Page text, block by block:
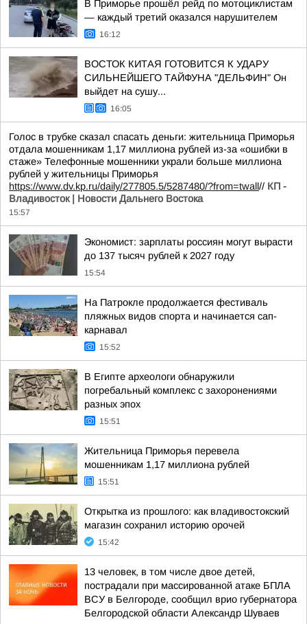
В Приморье прошёл рейд по мотоциклистам
— каждый третий оказался нарушителем
16:12
ВОСТОК КИТАЯ ГОТОВИТСЯ К УДАРУ
СИЛЬНЕЙШЕГО ТАЙФУНА "ДЕЛЬФИН" Он
выйдет на сушу...
16:05
Голос в трубке сказал спасать деньги: жительница Приморья
отдала мошенникам 1,17 миллиона рублей из-за «ошибки в
стаже» Телефонные мошенники украли больше миллиона
рублей у жительницы Приморья
https://www.dv.kp.ru/daily/277805.5/5287480/?from=twall// КП -
Владивосток | Новости Дальнего Востока
15:57
Экономист: зарплаты россиян могут вырасти
до 137 тысяч рублей к 2027 году
15:54
На Патрокле продолжается фестиваль
пляжных видов спорта и начинается сап-
карнавал
15:52
В Египте археологи обнаружили
погребальный комплекс с захоронениями
разных эпох
15:51
Жительница Приморья перевела
мошенникам 1,17 миллиона рублей
15:51
Открытка из прошлого: как владивостокский
магазин сохранил историю орочей
15:42
13 человек, в том числе двое детей,
пострадали при массированной атаке БПЛА
ВСУ в Белгороде, сообщил врио губернатора
Белгородской области Александр Шуваев